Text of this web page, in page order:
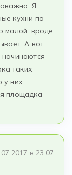
Я
кухни по
малой. вроде
А вот
таких
у них
площадка
в 23:07